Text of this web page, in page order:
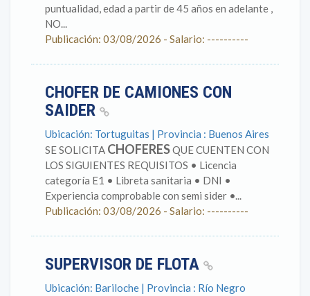
puntualidad, edad a partir de 45 años en adelante ,
NO...
Publicación: 03/08/2026 - Salario: ----------
CHOFER DE CAMIONES CON
SAIDER
Ubicación: Tortuguitas | Provincia : Buenos Aires
SE SOLICITA CHOFERESQUE CUENTEN CON
LOS SIGUIENTES REQUISITOS • Licencia
categoría E1 • Libreta sanitaria • DNI •
Experiencia comprobable con semi sider •...
Publicación: 03/08/2026 - Salario: ----------
SUPERVISOR DE FLOTA
Ubicación: Bariloche | Provincia : Río Negro